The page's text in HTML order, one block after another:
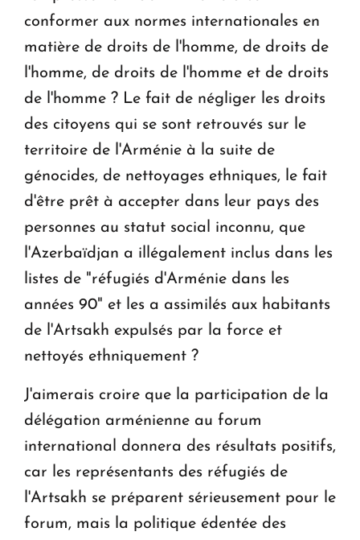
conformer aux normes internationales en
matière de droits de l'homme, de droits de
l'homme, de droits de l'homme et de droits
de l'homme ? Le fait de négliger les droits
des citoyens qui se sont retrouvés sur le
territoire de l'Arménie à la suite de
génocides, de nettoyages ethniques, le fait
d'être prêt à accepter dans leur pays des
personnes au statut social inconnu, que
l'Azerbaïdjan a illégalement inclus dans les
listes de "réfugiés d'Arménie dans les
années 90" et les a assimilés aux habitants
de l'Artsakh expulsés par la force et
nettoyés ethniquement ?
J'aimerais croire que la participation de la
délégation arménienne au forum
international donnera des résultats positifs,
car les représentants des réfugiés de
l'Artsakh se préparent sérieusement pour le
forum, mais la politique édentée des